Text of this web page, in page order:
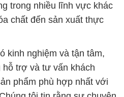
trong nhiều lĩnh vực khác
chất đến sản xuất thực
kinh nghiệm và tận tâm,
hỗ trợ và tư vấn khách
phẩm phù hợp nhất với